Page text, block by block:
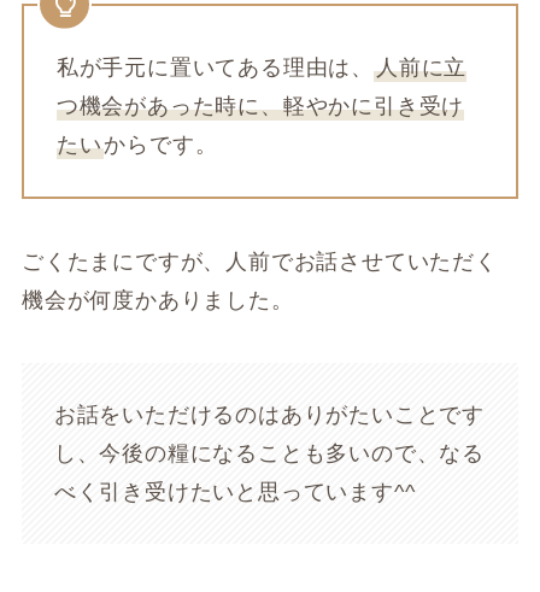
私が手元に置いてある理由は、人前に立
つ機会があった時に、軽やかに引き受け
たいからです。
ごくたまにですが、人前でお話させていただく
機会が何度かありました。
お話をいただけるのはありがたいことです
し、今後の糧になることも多いので、なる
べく引き受けたいと思っています^^